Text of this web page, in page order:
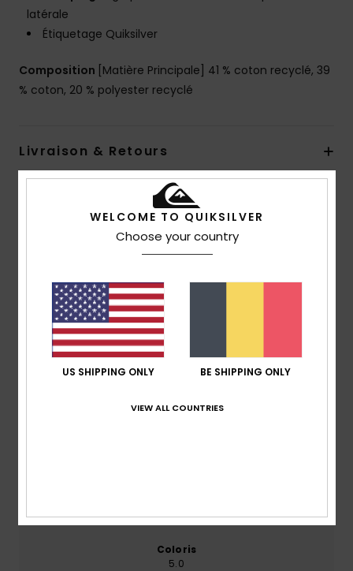
latérale
Étiquetage Quiksilver
Composition [Matière Principale] 41 % coton recyclé, 39
% coton, 20 % polyester recyclé
Livraison & Retours
Avis clients
5.0
100% de nos clients recommandent ce produit
Coloris
5.0
WELCOME TO QUIKSILVER
Choose your country
US SHIPPING ONLY BE SHIPPING ONLY
VIEW ALL COUNTRIES